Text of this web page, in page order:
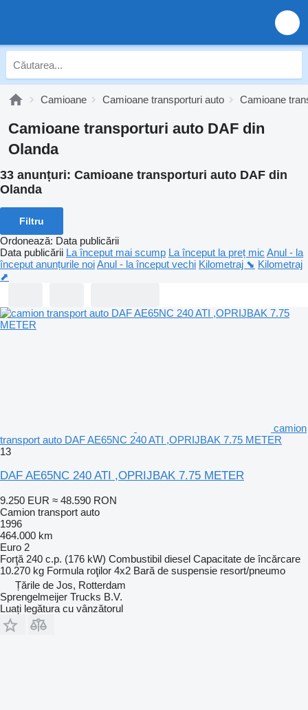
Camioane Camioane transporturi auto Camioane
Camioane transporturi auto DAF din
Olanda
33 anunțuri: Camioane transporturi auto DAF din
Olanda
Filtru
Ordonează: Data publicării
Data publicării La început mai scump La început la preț mic Anul - la
început anunțurile noiAnul - la început vechi Kilometraj ⬊ Kilometraj
⬈
camion
transport auto DAF AE65NC 240 ATI ,OPRIJBAK 7.75 METER
13
DAF AE65NC 240 ATI ,OPRIJBAK 7.75 METER
9.250 EUR ≈ 48.590 RON
Camion transport auto
1996
464.000 km
Euro 2
Forţă 240 c.p. (176 kW) Combustibil diesel Capacitate de încărcare
10.270 kg Formula roţilor 4x2 Bară de suspensie resort/pneumo
Țările de Jos, Rotterdam
Sprengelmeijer Trucks B.V.
Luați legătura cu vânzătorul